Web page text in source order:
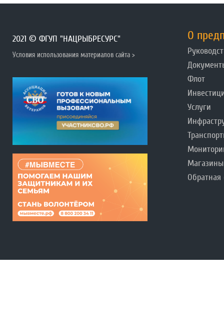
2021 © ФГУП "НАЦРЫБРЕСУРС"
Условия использования материалов сайта >
О
Флот
Услуги
Магазины
Обратная